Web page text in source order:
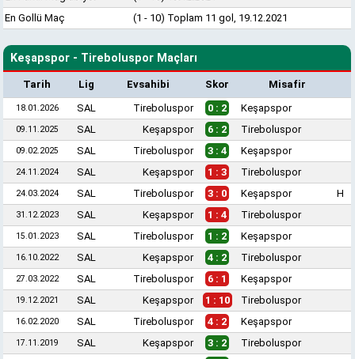
En Gollü Maç
(1 - 10) Toplam 11 gol, 19.12.2021
Keşapspor - Tireboluspor Maçları
Tarih Lig Evsahibi Skor Misafir
18.01.2026 SAL Tireboluspor 0 : 2 Keşapspor
09.11.2025 SAL Keşapspor 6 : 2 Tireboluspor
09.02.2025 SAL Tireboluspor 3 : 4 Keşapspor
24.11.2024 SAL Keşapspor 1 : 3 Tireboluspor
24.03.2024 SAL Tireboluspor 3 : 0 Keşapspor H
31.12.2023 SAL Keşapspor 1 : 4 Tireboluspor
15.01.2023 SAL Tireboluspor 1 : 2 Keşapspor
16.10.2022 SAL Keşapspor 4 : 2 Tireboluspor
27.03.2022 SAL Tireboluspor 6 : 1 Keşapspor
19.12.2021 SAL Keşapspor 1 : 10 Tireboluspor
16.02.2020 SAL Tireboluspor 4 : 2 Keşapspor
17.11.2019 SAL Keşapspor 3 : 2
Tireboluspor